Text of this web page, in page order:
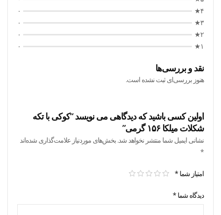
۴★
۰
۳★
۰
۲★
۰
۱★
۰
نقد و بررسی‌ها
هنوز بررسی‌ای ثبت نشده است.
اولین کسی باشید که دیدگاهی می نویسد “کوکی با تکه
شکلات میلکا ۱۵۶ گرمی”
نشانی ایمیل شما منتشر نخواهد شد. بخش‌های موردنیاز علامت‌گذاری شده‌اند
*
امتیاز شما *
دیدگاه شما *